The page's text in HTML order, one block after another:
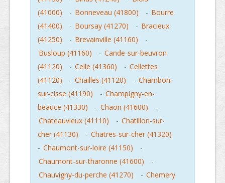
(41000)
- Bonneveau (41800) - Bourre
(41400)
- Boursay (41270) - Bracieux
(41250)
- Brevainville (41160)
-
Busloup (41160)
- Cande-sur-beuvron
(41120)
- Celle (41360) - Cellettes
(41120)
- Chailles (41120) - Chambon-
sur-cisse (41190)
- Champigny-en-
beauce (41330)
- Chaon (41600)
-
Chateauvieux (41110)
- Chatillon-sur-
cher (41130)
- Chatres-sur-cher (41320)
- Chaumont-sur-loire (41150)
-
Chaumont-sur-tharonne (41600)
-
Chauvigny-du-perche (41270)
- Chemery